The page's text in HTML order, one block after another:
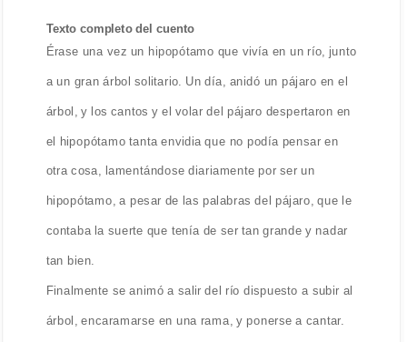
Texto completo del cuento
Érase una vez un hipopótamo que vivía en un río, junto
a un gran árbol solitario. Un día, anidó un pájaro en el
árbol, y los cantos y el volar del pájaro despertaron en
el hipopótamo tanta envidia que no podía pensar en
otra cosa, lamentándose diariamente por ser un
hipopótamo, a pesar de las palabras del pájaro, que le
contaba la suerte que tenía de ser tan grande y nadar
tan bien.
Finalmente se animó a salir del río dispuesto a subir al
árbol, encaramarse en una rama, y ponerse a cantar.